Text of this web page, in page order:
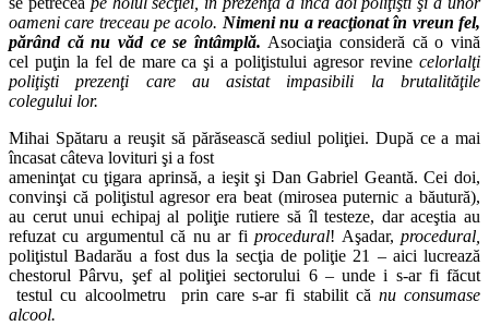
oameni care treceau pe acolo. Nimeni nu a reacţionat în vreun fel,
părând că nu văd ce se întâmplă. Asociaţia consideră că o vină
cel puţin la fel de mare ca şi a poliţistului agresor revine celorlalţi
poliţiştiprezenţi care au asistat impasibili la brutalităţile
colegului lor.
Mihai Spătaru a reuşit să părăsească sediul poliţiei. După ce a mai
încasat câteva lovituri şi a fost
ameninţat cu ţigara aprinsă, a ieşit şi Dan Gabriel Geantă. Cei doi,
convinşi că poliţistul agresor era beat (mirosea puternic a băutură),
au cerut unui echipaj al poliţie rutiere să îl testeze, dar aceştia au
refuzat cu argumentul că nu ar fiprocedural! Aşadar,procedural,
poliţistul Badarău a fost dus la secţia de poliţie 21 – aici lucrează
chestorul Pârvu, şef al poliţiei sectorului 6 – unde i s-ar fi făcut
testul cu alcoolmetru prin care s-ar fi stabilit că nu consumase
alcool.